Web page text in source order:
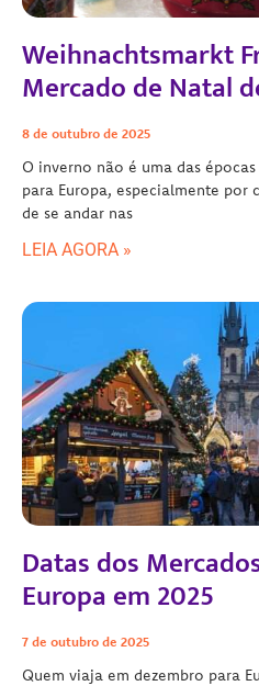
Weihnachtsmarkt
Mercado de Natal
8 de outubro de 2025
O inverno não é uma das
para Europa, especialmente por
de se andar nas
LEIA AGORA »
Datas dos
Europa em 2025
7 de outubro de 2025
Quem viaja em dezembro para